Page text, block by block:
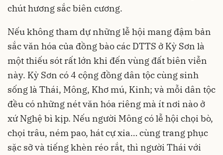
chút hương sắc biên cương.
Nếu không tham dự những lễ hội mang đậm bản
sắc văn hóa của đồng bào các DTTS ở Kỳ Sơn là
một thiếu sót rất lớn khi đến vùng đất biên viễn
này. Kỳ Sơn có 4 cộng đồng dân tộc cùng sinh
sống là Thái, Mông, Khơ mú, Kinh; và mỗi dân tộc
đều có những nét văn hóa riêng mà ít nơi nào ở
xứ Nghệ bì kịp. Nếu người Mông có lễ hội chọi bò,
chọi trâu, ném pao, hát cự xia… cùng trang phục
sặc sỡ và tiếng khèn réo rắt, thì người Thái với